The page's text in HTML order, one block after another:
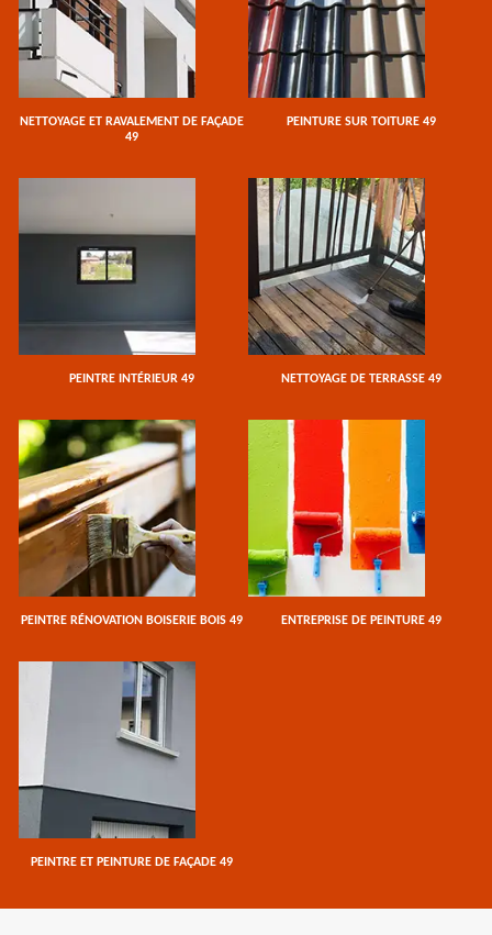
NETTOYAGE ET RAVALEMENT DE FAÇADE
49
PEINTURE SUR TOITURE 49
PEINTRE INTÉRIEUR 49 NETTOYAGE DE TERRASSE 49
PEINTRE RÉNOVATION BOISERIE BOIS 49 ENTREPRISE DE PEINTURE 49
PEINTRE ET PEINTURE DE FAÇADE 49